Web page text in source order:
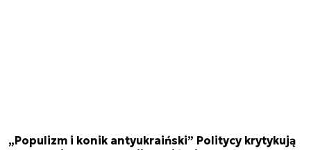
„Populizm i konik antyukraiński” Politycy krytykują